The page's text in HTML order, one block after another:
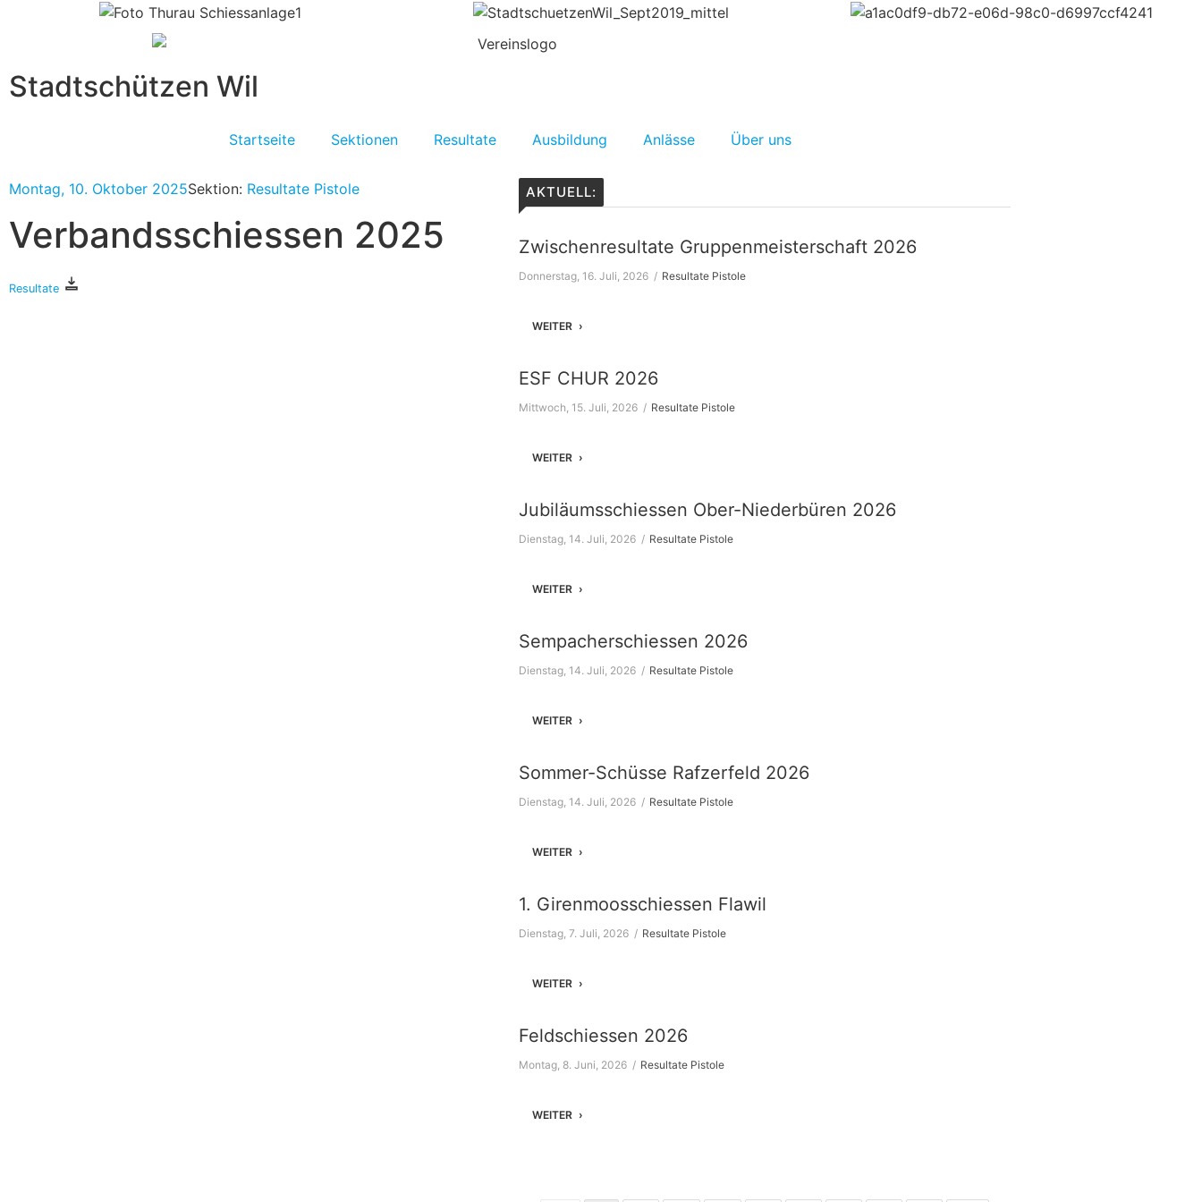
Stadtschützen Wil
Startseite Sektionen Resultate Ausbildung Anlässe Über uns
Montag, 10. Oktober 2025Sektion: Resultate Pistole
Verbandsschiessen 2025
Resultate
AKTUELL:
Zwischenresultate Gruppenmeisterschaft 2026
Donnerstag, 16. Juli, 2026 Resultate Pistole
WEITER
ESF CHUR 2026
Mittwoch, 15. Juli, 2026 Resultate Pistole
WEITER
Jubiläumsschiessen Ober-Niederbüren 2026
Dienstag, 14. Juli, 2026 Resultate Pistole
WEITER
Sempacherschiessen 2026
Dienstag, 14. Juli, 2026 Resultate Pistole
WEITER
Sommer-Schüsse Rafzerfeld 2026
Dienstag, 14. Juli, 2026 Resultate Pistole
WEITER
1. Girenmoosschiessen Flawil
Dienstag, 7. Juli, 2026 Resultate Pistole
WEITER
Feldschiessen 2026
Montag, 8. Juni, 2026 Resultate Pistole
WEITER